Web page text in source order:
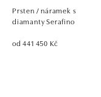
Prsten / náramek s
diamanty Serafino
od 441 450 Kč